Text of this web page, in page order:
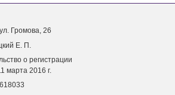
Громова, 26
Е. П.
о регистрации
марта 2016 г.